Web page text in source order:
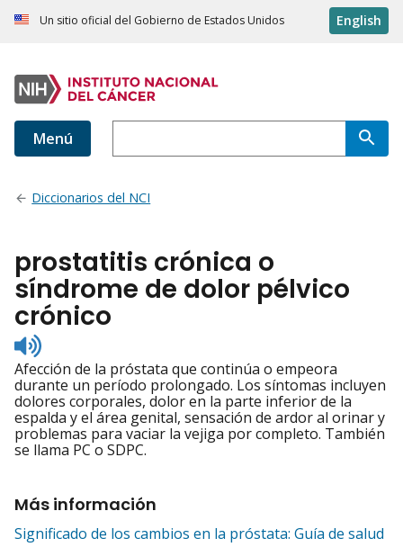
Un sitio oficial del Gobierno de Estados Unidos English
Menú
Diccionarios del NCI
prostatitis crónica o
síndrome de dolor pélvico
crónico
Listen
to
pronunciation
Afección de la próstata que continúa o empeora
durante un período prolongado. Los síntomas incluyen
dolores corporales, dolor en la parte inferior de la
espalda y el área genital, sensación de ardor al orinar y
problemas para vaciar la vejiga por completo. También
se llama PC o SDPC.
Más información
Significado de los cambios en la próstata: Guía de salud